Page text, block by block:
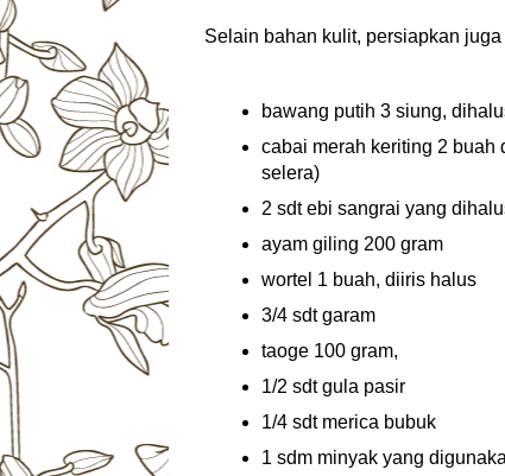
Selain bahan kulit, persiapkan
bawang putih 3 siung,
cabai merah keriting 2 buah
selera)
2 sdt ebi sangrai yang
ayam giling 200 gram
wortel 1 buah, diiris halus
3/4 sdt garam
taoge 100 gram,
1/2 sdt gula pasir
1/4 sdt merica bubuk
1 sdm minyak yang